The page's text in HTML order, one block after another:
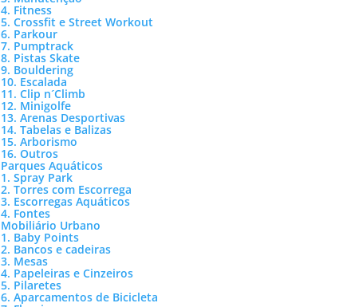
4. Fitness
5. Crossfit e Street Workout
6. Parkour
7. Pumptrack
8. Pistas Skate
9. Bouldering
10. Escalada
11. Clip n´Climb
12. Minigolfe
13. Arenas Desportivas
14. Tabelas e Balizas
15. Arborismo
16. Outros
Parques Aquáticos
1. Spray Park
2. Torres com Escorrega
3. Escorregas Aquáticos
4. Fontes
Mobiliário Urbano
1. Baby Points
2. Bancos e cadeiras
3. Mesas
4. Papeleiras e Cinzeiros
5. Pilaretes
6. Aparcamentos de Bicicleta